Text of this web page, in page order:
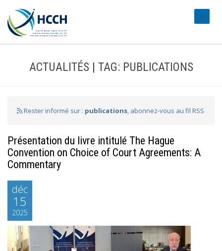
ACTUALITÉS | TAG: PUBLICATIONS
Rester informé sur : publications, abonnez-vous au fil RSS
Présentation du livre intitulé The Hague
Convention on Choice of Court Agreements: A
Commentary
déc
15
2025